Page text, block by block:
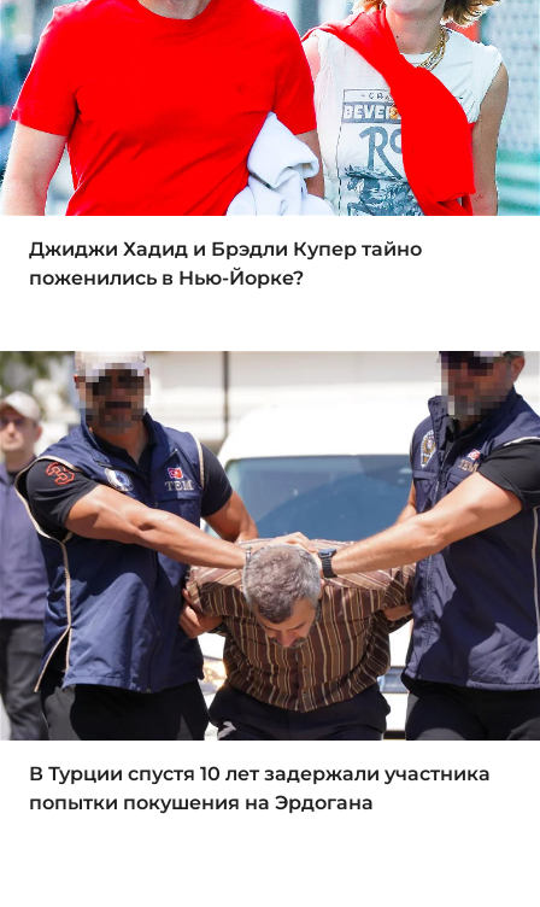
Джиджи Хадид и Брэдли Купер тайно
поженились в Нью-Йорке?
В Турции спустя 10 лет задержали участника
попытки покушения на Эрдогана